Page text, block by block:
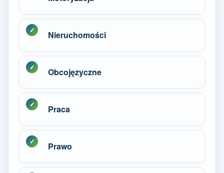
Nieruchomości
Obcojęzyczne
Praca
Prawo